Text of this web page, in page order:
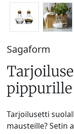
Sagaform
pippurille
Tarjoilusetti
mausteille? Setin